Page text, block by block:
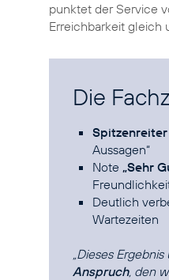
punktet der Service
Erreichbarkeit gleich
Die
Spitzenreiter
Aussagen“
Note „Sehr
Deutlich
Wartezeiten
„Dieses
Anspruch, den